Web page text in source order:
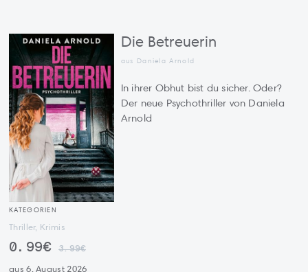
Die Betreuerin
aus Daniela Arnold
In ihrer Obhut bist du sicher. Oder?
Der neue Psychothriller von Daniela
Arnold
KATEGORIEN
Thriller, Krimis
0.99€ 3.99€
aus 6. August 2026